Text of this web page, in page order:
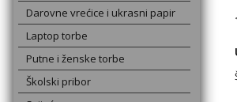
Darovne vrećice i ukrasni papir
Laptop torbe
Putne i ženske torbe
Školski pribor